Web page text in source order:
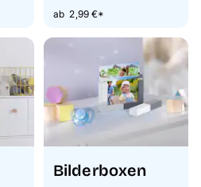
ab 2,99 €*
Bilderboxen